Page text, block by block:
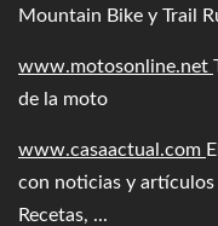
Mountain Bike y Trail
www.motosonline.net
de la moto
www.casaactual.com
con noticias y
Recetas, ...